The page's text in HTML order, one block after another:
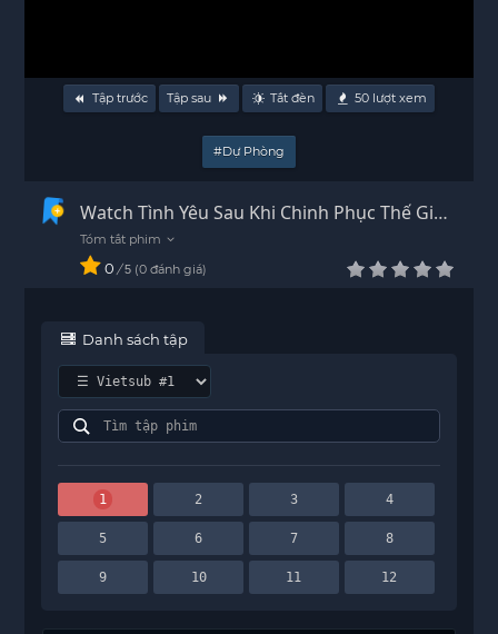
Tập trước Tập sau Tắt đèn 50lượt xem
#Dự Phòng
Watch Tình Yêu Sau Khi Chinh Phục Thế Giới
Vietsub - HD
0 / 5 0 đánh giá
Danh sách tập
1 2 3 4
5 6 7 8
9 10 11 12